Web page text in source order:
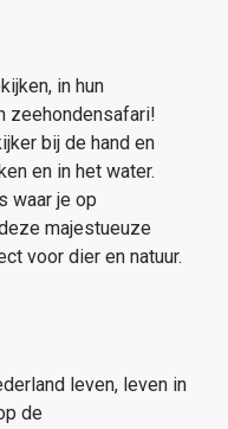
in hun
zeehondensafari!
bij de hand en
en in het water.
waar je op
majestueuze
voor dier en natuur.
leven, leven in
de